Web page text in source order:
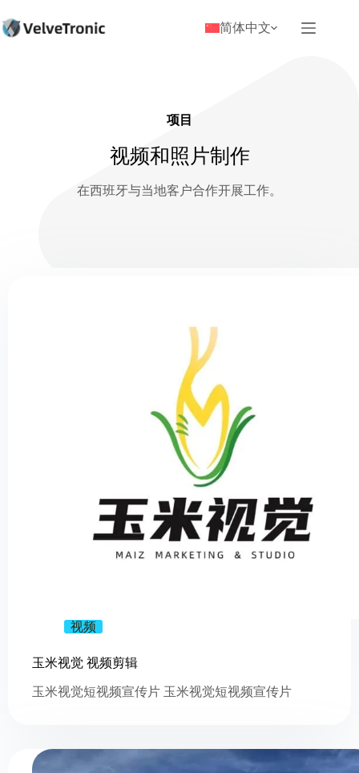
简体中文
项目
视频和照片制作
在西班牙与当地客户合作开展工作。
视频
玉米视觉 视频剪辑
玉米视觉短视频宣传片 玉米视觉短视频宣传片